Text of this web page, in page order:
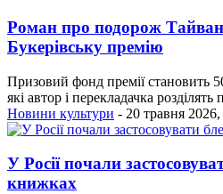
Роман про подорож
Букерівську премію
Призовий фонд премії становить
які автор і перекладачка розділять
Новини культури - 20 травня
У Росії почали
книжках